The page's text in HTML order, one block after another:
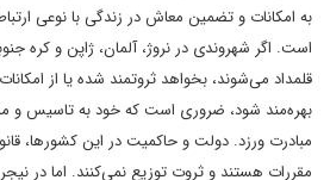
به امکانات و تضمین معاش در زندگی با نوعی
است. اگر شهروندی در نروژ، آلمان، ژاپن و کره
قلمداد می‌شوند، بخواهد ثروتمند شده یا از
بهره‌مند شود، ضروری است که خود به تاسیس و
مبادرت ورزد. دولت و حاکمیت در این کشورها،
مقررات هستند و ثروت توزیع نمی‌کنند. اما در